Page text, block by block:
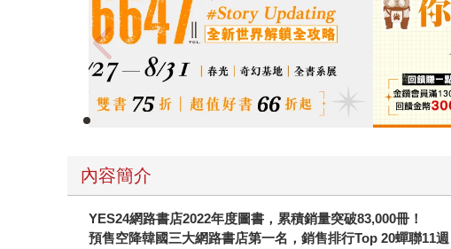
內容簡介
YES24網路書店2022年度圖書，累積銷量突破83,000冊！
預售空降韓國三大網路書店第一名，銷售排行Top 20蟬聯11週